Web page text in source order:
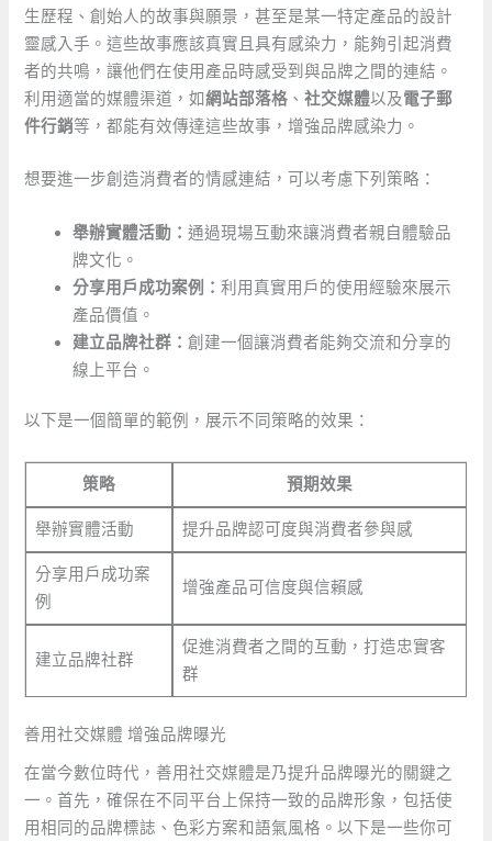
生歷程、創始人的故事與願景，甚至是某一特定產品的設計
靈感入手。這些故事應該真實且具有感染力，能夠引起消費
者的共鳴，讓他們在使用產品時感受到與品牌之間的連結。
利用適當的媒體渠道，如網站部落格 、社交媒體以及電子郵
件行銷等，都能有效傳達這些故事，增強品牌感染力。
想要進一步創造消費者的情感連結，可以考慮下列策略：
舉辦實體活動：通過現場互動來讓消費者親自體驗品
牌文化。
分享用戶成功案例：利用真實用戶的使用經驗來展示
產品價值。
建立品牌社群：創建一個讓消費者能夠交流和分享的
線上平台。
以下是一個簡單的範例，展示不同策略的效果：
策略 預期效果
舉辦實體活動 提升品牌認可度與消費者參與感
分享用戶成功案
例
增強產品可信度與信賴感
建立品牌社群
促進消費者之間的互動，打造忠實客
群
善用社交媒體 增強品牌曝光
在當今數位時代，善用社交媒體是乃提升品牌曝光的關鍵之
一。首先，確保在不同平台上保持一致的品牌形象，包括使
用相同的品牌標誌、色彩方案和語氣風格。以下是一些你可